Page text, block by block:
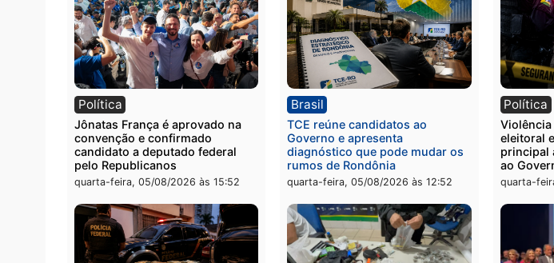
Polícia
Homem é preso com drogas
durante ação da PM no
Castanheira
quinta-feira, 06/08/2026 às 09:02
Polícia
Polícia Civil prende dois homens
por tortura, tráfico e posse de
arma em Itapuã
quinta-feira, 06/08/2026 às 08:59